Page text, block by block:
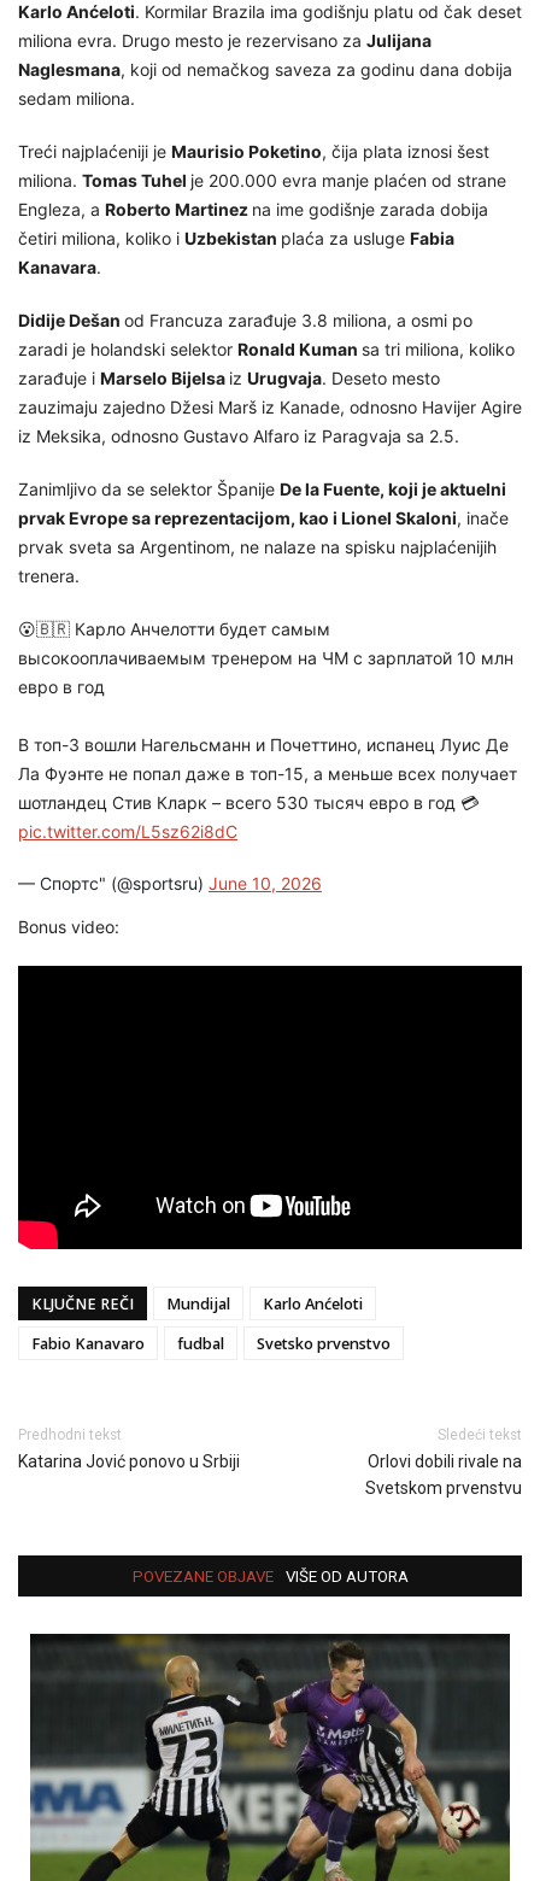
Karlo Anćeloti. Kormilar Brazila ima godišnju platu od čak deset
miliona evra. Drugo mesto je rezervisano za Julijana
Naglesmana, koji od nemačkog saveza za godinu dana dobija
sedam miliona.
Treći najplaćeniji je Maurisio Poketino, čija plata iznosi šest
miliona. Tomas Tuhel je 200.000 evra manje plaćen od strane
Engleza, a Roberto Martinez na ime godišnje zarada dobija
četiri miliona, koliko i Uzbekistan plaća za usluge Fabia
Kanavara.
Didije Dešan od Francuza zarađuje 3.8 miliona, a osmi po
zaradi je holandski selektor Ronald Kuman sa tri miliona, koliko
zarađuje i Marselo Bijelsa iz Urugvaja. Deseto mesto
zauzimaju zajedno Džesi Marš iz Kanade, odnosno Havijer Agire
iz Meksika, odnosno Gustavo Alfaro iz Paragvaja sa 2.5.
Zanimljivo da se selektor Španije De la Fuente, koji je aktuelni
prvak Evrope sa reprezentacijom, kao i Lionel Skaloni, inače
prvak sveta sa Argentinom, ne nalaze na spisku najplaćenijih
trenera.
😮🇧🇷 Карло Анчелотти будет самым
высокооплачиваемым тренером на ЧМ с зарплатой 10 млн
евро в год
В топ-3 вошли Нагельсманн и Почеттино, испанец Луис Де
Ла Фуэнте не попал даже в топ-15, а меньше всех получает
шотландец Стив Кларк – всего 530 тысяч евро в год 💳
pic.twitter.com/L5sz62i8dC
— Спортс" (@sportsru) June 10, 2026
Bonus video:
KLJUČNE REČI Mundijal
Karlo Anćeloti
Fabio Kanavaro
fudbal Svetsko prvenstvo
Predhodni tekst
Katarina Jović ponovo u Srbiji
Sledeći tekst
Orlovi dobili rivale na
Svetskom prvenstvu
POVEZANE OBJAVE VIŠE OD AUTORA